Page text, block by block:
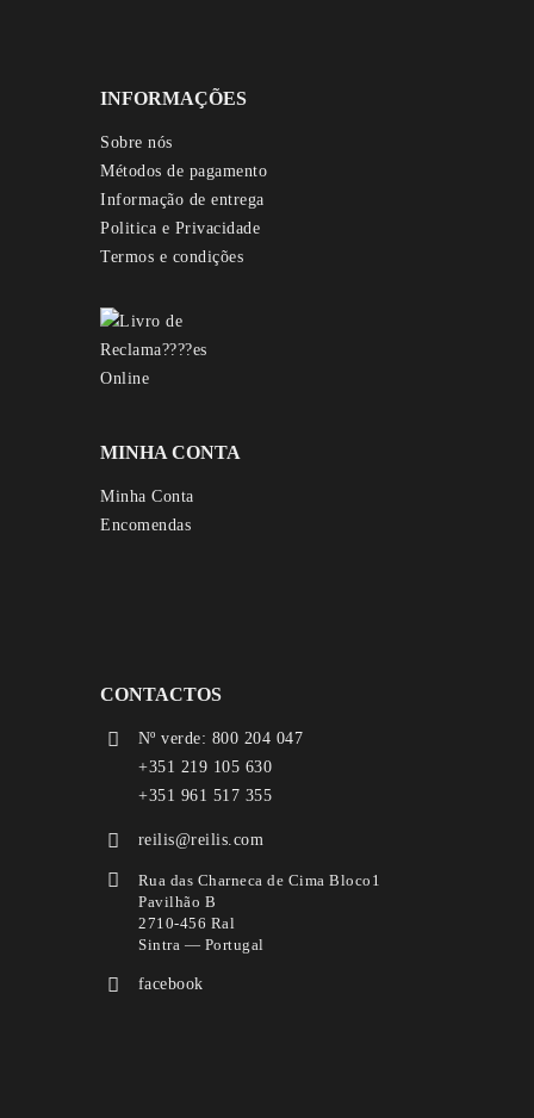
INFORMAÇÕES
Sobre nós
Métodos de pagamento
Informação de entrega
Politica e Privacidade
Termos e condições
MINHA CONTA
Minha Conta
Encomendas
CONTACTOS
Nº verde: 800 204 047
+351 219 105 630
+351 961 517 355
reilis@reilis.com
Rua das Charneca de Cima Bloco1
Pavilhão B
2710-456 Ral
Sintra — Portugal
facebook